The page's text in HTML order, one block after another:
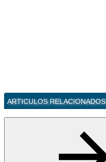
ARTICULOS RELACIONADOS